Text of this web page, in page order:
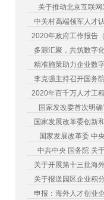
关于推动北京互联网
中关村高端领军人才
2020年政府工作报告
多源汇聚，共筑数字
精准施策助力企业数
李克强主持召开国务
2020年百千万人才工
国家发改委首次明确
国家发展改革委创新
国家发展改革委 中
中共中央 国务院 关
关于开展第十三批海
关于报送园区企业积
申报：海外人才创业